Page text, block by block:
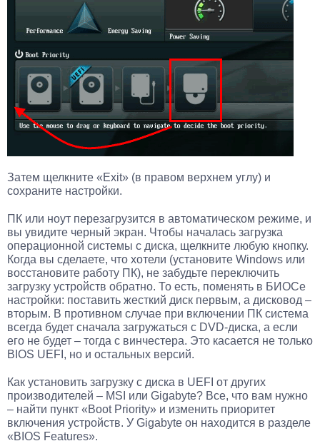
Затем щелкните «Exit» (в правом верхнем углу) и
сохраните настройки.
ПК или ноут перезагрузится в автоматическом режиме, и
вы увидите черный экран. Чтобы началась загрузка
операционной системы с диска, щелкните любую кнопку.
Когда вы сделаете, что хотели (установите Windows или
восстановите работу ПК), не забудьте переключить
загрузку устройств обратно. То есть, поменять в БИОСе
настройки: поставить жесткий диск первым, а дисковод –
вторым. В противном случае при включении ПК система
всегда будет сначала загружаться с DVD-диска, а если
его не будет – тогда с винчестера. Это касается не только
BIOS UEFI, но и остальных версий.
Как установить загрузку с диска в UEFI от других
производителей – MSI или Gigabyte? Все, что вам нужно
– найти пункт «Boot Priority» и изменить приоритет
включения устройств. У Gigabyte он находится в разделе
«BIOS Features».